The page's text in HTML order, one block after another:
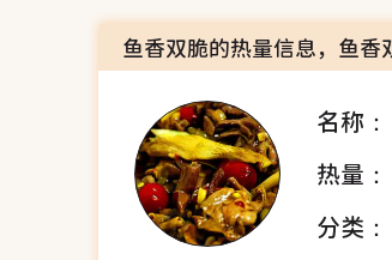
鱼香双脆的热量信息，鱼
名称：
热量：
分类：